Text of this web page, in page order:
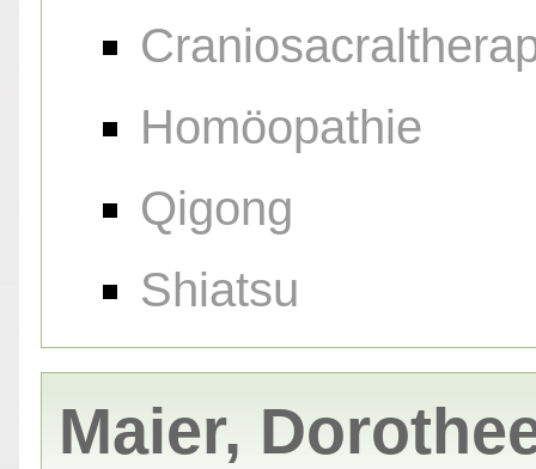
Homöopathie
Qigong
Shiatsu
Maier,